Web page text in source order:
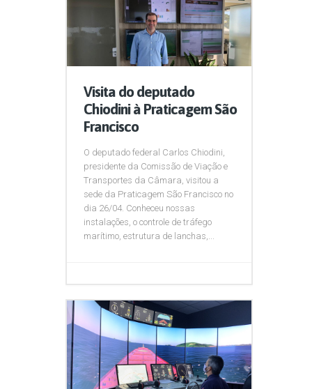
Visita do deputado
Chiodini à Praticagem São
Francisco
O deputado federal Carlos Chiodini,
presidente da Comissão de Viação e
Transportes da Câmara, visitou a
sede da Praticagem São Francisco no
dia 26/04. Conheceu nossas
instalações, o controle de tráfego
marítimo, estrutura de lanchas,...